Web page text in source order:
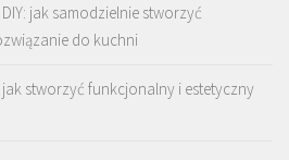
jak samodzielnie stworzyć
do kuchni
stworzyć funkcjonalny i estetyczny